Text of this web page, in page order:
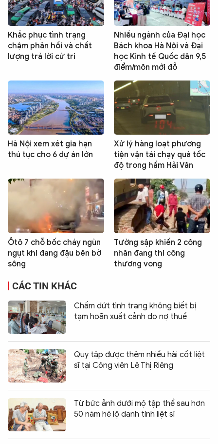
Khắc phục tình trạng
chậm phản hồi và chất
lượng trả lời cử tri
Nhiều ngành của Đại học
Bách khoa Hà Nội và Đại
học Kinh tế Quốc dân 9,5
điểm/môn mới đỗ
Hà Nội xem xét gia hạn
thủ tục cho 6 dự án lớn
Xử lý hàng loạt phương
tiện vận tải chạy quá tốc
độ trong hầm Hải Vân
Ôtô 7 chỗ bốc cháy ngùn
ngụt khi đang đậu bên bờ
sông
Tường sập khiến 2 công
nhân đang thi công
thương vong
CÁC TIN KHÁC
Chấm dứt tình trạng không biết bị
tạm hoãn xuất cảnh do nợ thuế
Quy tập được thêm nhiều hài cốt liệt
sĩ tại Công viên Lê Thị Riêng
Từ bức ảnh dưới mộ tập thể sau hơn
50 năm hé lộ danh tính liệt sĩ